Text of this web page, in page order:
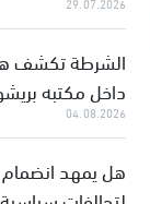
الشرطة تكشف
داخل مكتبه
04.08.2026
هل يمهد